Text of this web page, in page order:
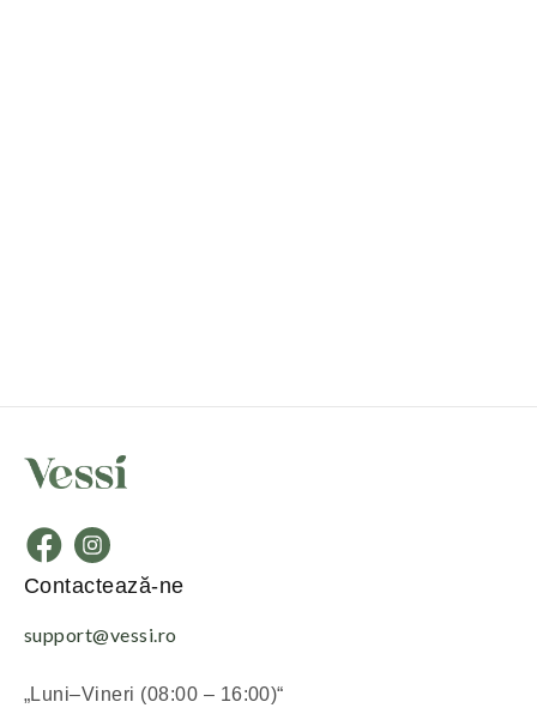
Contactează-ne
support@vessi.ro
„Luni–Vineri (08:00 – 16:00)“